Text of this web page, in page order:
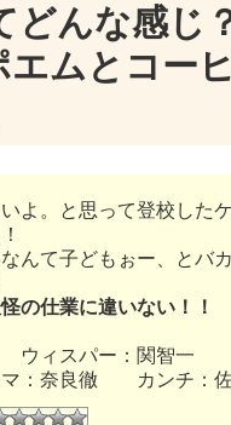
どんな感じ
ムとコー
よ。と思って登校した
んて子どもぉー、とバ
の仕業に違いない！！
ウィスパー：関智
：奈良徹 カンチ：佐